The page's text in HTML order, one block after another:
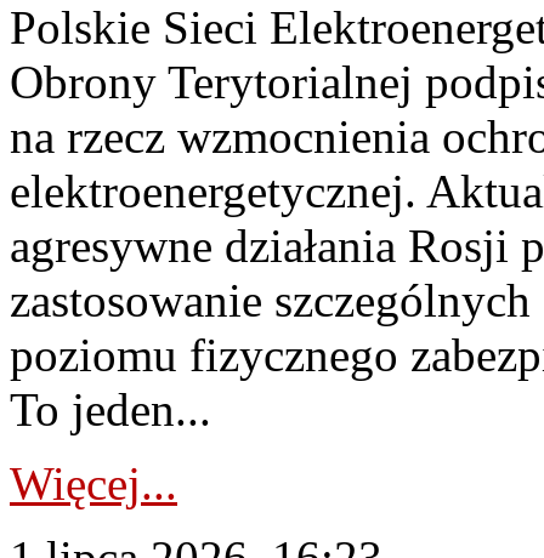
Polskie Sieci
Obrony Terytorialnej
na rzecz wzmocnienia
elektroenergetycznej.
agresywne działania Rosji
zastosowanie
poziomu fizycznego
To jeden...
Więcej...